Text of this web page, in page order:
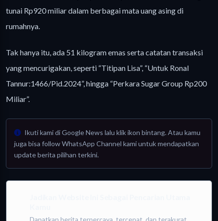
tunai Rp920 miliar dalam berbagai mata uang asing di
rumahnya.
Tak hanya itu, ada 51 kilogram emas serta catatan transaksi
yang mencurigakan, seperti “Titipan Lisa”, “Untuk Ronal
Tannur:1466/Pid.2024”, hingga “Perkara Sugar Group Rp200
Miliar”.
Ikuti kami di Google News lalu klik ikon bintang. Atau kamu
juga bisa follow WhatsApp Channel kami untuk mendapatkan
update berita pilihan terkini.
Dapatkan berita terpercaya, tercepat, dan terakurat